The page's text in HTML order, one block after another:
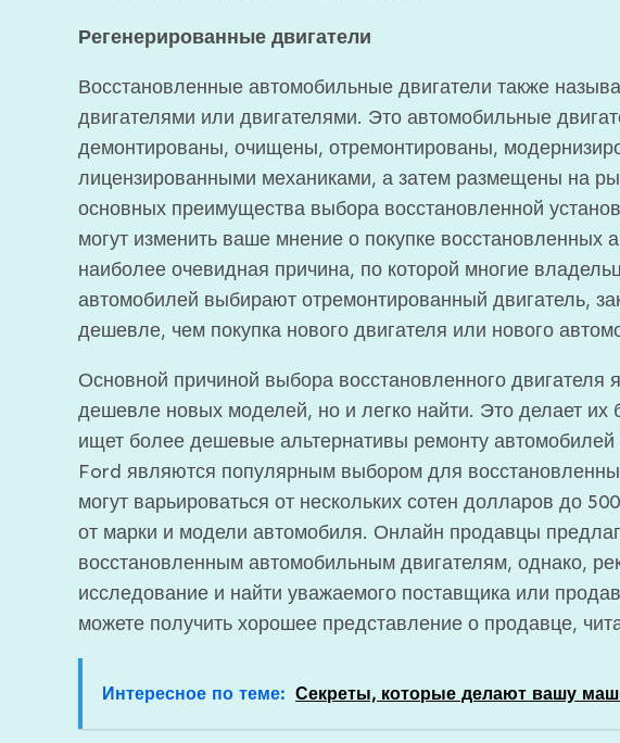
Регенерированные двигатели
Восстановленные автомобильные двигатели также
двигателями или двигателями. Это автомобильные
демонтированы, очищены, отремонтированы,
лицензированными механиками, а затем размещены на
основных преимущества выбора восстановленной
могут изменить ваше мнение о покупке восстановленных
наиболее очевидная причина, по которой многие
автомобилей выбирают отремонтированный двигатель,
дешевле, чем покупка нового двигателя или нового
Основной причиной выбора восстановленного двигателя
дешевле новых моделей, но и легко найти. Это делает их
ищет более дешевые альтернативы ремонту
Ford являются популярным выбором для
могут варьироваться от нескольких сотен долларов до
от марки и модели автомобиля. Онлайн продавцы
восстановленным автомобильным двигателям, однако,
исследование и найти уважаемого поставщика или
можете получить хорошее представление о продавце,
Интересное по теме: Секреты, которые делают вашу